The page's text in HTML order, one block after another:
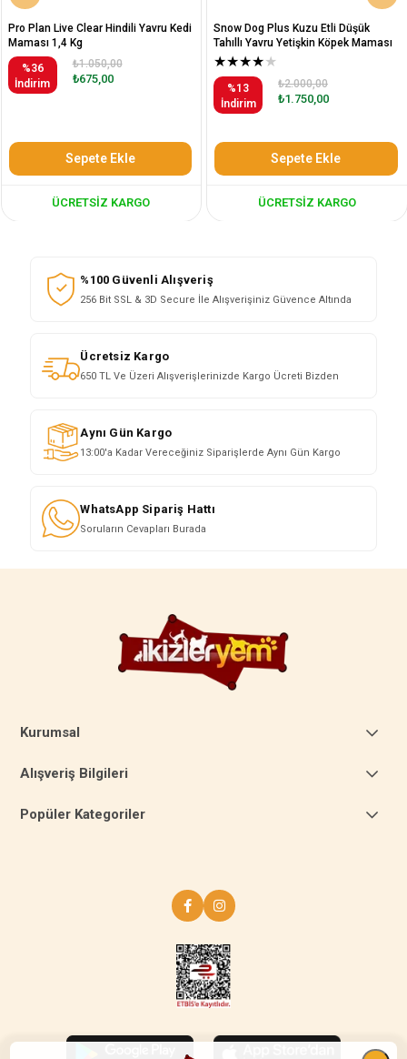
Pro Plan Live Clear Hindili Yavru Kedi
Maması 1,4 Kg
%36
İndirim
₺675,00
₺1.050,00
Sepete Ekle
ÜCRETSIZ KARGO
Snow Dog Plus Kuzu Etli Düşük
Tahıllı Yavru Yetişkin Köpek Maması
12 Kg
★★★★★
%13
İndirim
₺1.750,00
₺2.000,00
Sepete Ekle
ÜCRETSIZ KARGO
%100 Güvenli Alışveriş
256 Bit SSL & 3D Secure İle Alışverişiniz Güvence Altında
Ücretsiz Kargo
650 TL Ve Üzeri Alışverişlerinizde Kargo Ücreti Bizden
Aynı Gün Kargo
13:00'a Kadar Vereceğiniz Siparişlerde Aynı Gün Kargo
WhatsApp Sipariş Hattı
Soruların Cevapları Burada
Kurumsal
Alışveriş Bilgileri
Popüler Kategoriler